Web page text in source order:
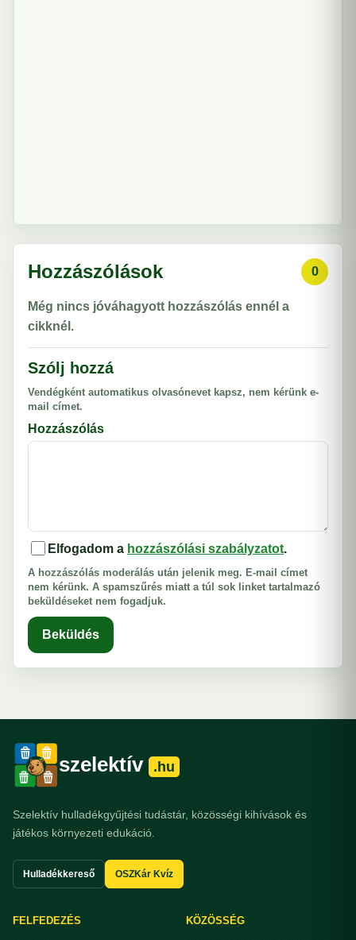
Hozzászólások 0
Még nincs jóváhagyott hozzászólás ennél a
cikknél.
Szólj hozzá
Vendégként automatikus olvasónevet kapsz, nem kérünk e-
mail címet.
Hozzászólás
Elfogadom a hozzászólási szabályzatot.
A hozzászólás moderálás után jelenik meg. E-mail címet
nem kérünk. A spamszűrés miatt a túl sok linket tartalmazó
beküldéseket nem fogadjuk.
Beküldés
szelektív .hu
Szelektív hulladékgyűjtési tudástár, közösségi kihívások és
játékos környezeti edukáció.
Hulladékkereső OSZKár Kvíz
FELFEDEZÉS KÖZÖSSÉG